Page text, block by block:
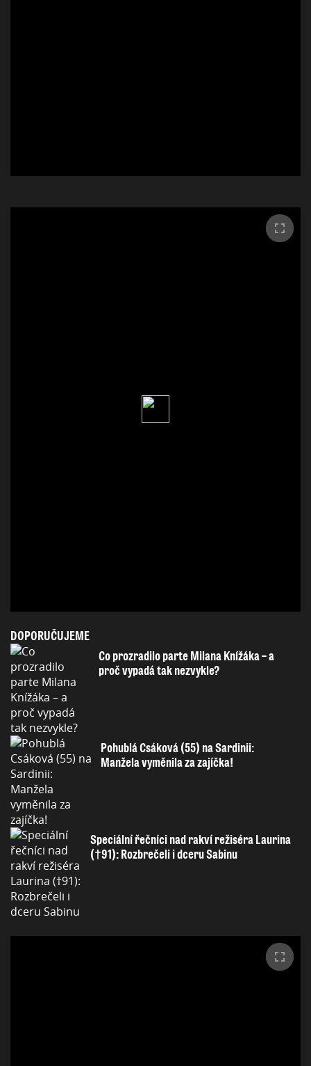
DOPORUČUJEME
Co prozradilo parte Milana Knížáka – a
proč vypadá tak nezvykle?
Pohublá Csáková (55) na Sardinii:
Manžela vyměnila za zajíčka!
Speciální řečníci nad rakví režiséra Laurina
(†91): Rozbrečeli i dceru Sabinu